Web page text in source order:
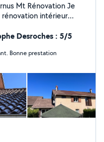
Je
intérieur
Travaux de
intervention rapide
n'hésitez pas à me
Desroches : 5/5
Bonne prestation